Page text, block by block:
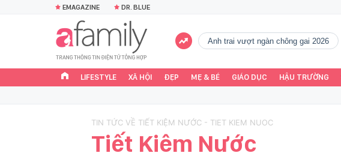
EMAGAZINE DR. BLUE
Anh trai vượt ngàn chông gai 2026
LIFESTYLE XÃ HỘI ĐẸP MẸ & BÉ GIÁO DỤC HẬU TRƯỜNG
TIN TỨC VỀ TIẾT KIỆM NƯỚC - TIET KIEM NUOC
Tiết Kiệm Nước